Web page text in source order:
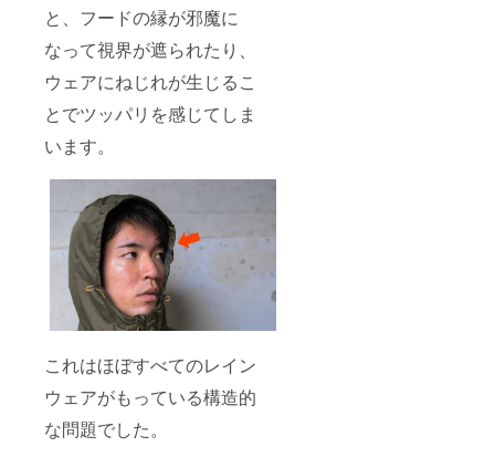
と、フードの縁が邪魔に
なって視界が遮られたり、
ウェアにねじれが生じるこ
とでツッパリを感じてしま
います。
これはほぼすべてのレイン
ウェアがもっている構造的
な問題でした。